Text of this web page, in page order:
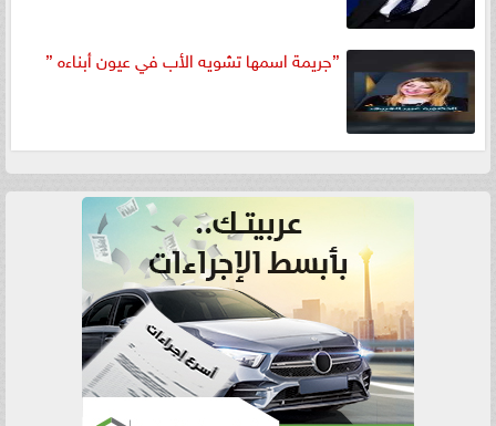
”جريمة اسمها تشويه الأب في عيون أبناءه ”